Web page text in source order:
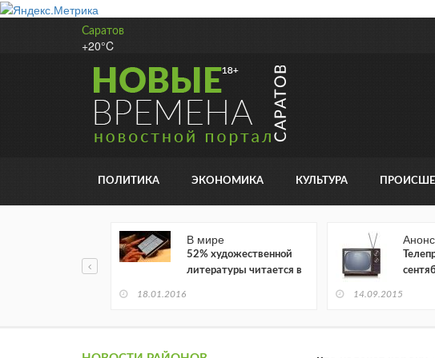
Саратов
+20°C
ПОЛИТИКА ЭКОНОМИКА КУЛЬТУРА
В мире
52% художественной
литературы читается в
18.01.2016 14.09.2015